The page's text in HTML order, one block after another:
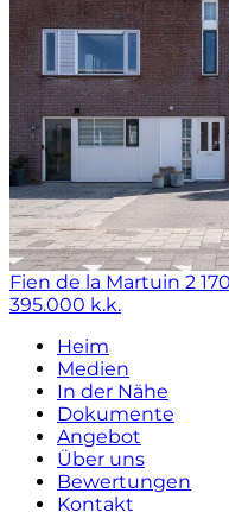
Fien de la Martuin 2
395.000 k.k.
Heim
Medien
In der Nähe
Dokumente
Angebot
Über uns
Bewertungen
Kontakt